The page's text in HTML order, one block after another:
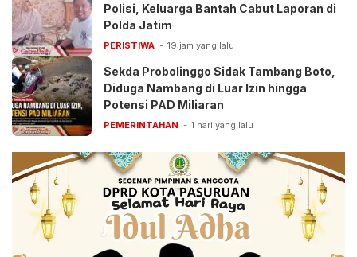
Polisi, Keluarga Bantah Cabut Laporan di
Polda Jatim
PERISTIWA 19 jam yang lalu
Sekda Probolinggo Sidak Tambang Boto,
Diduga Nambang di Luar Izin hingga
Potensi PAD Miliaran
PEMERINTAHAN 1 hari yang lalu